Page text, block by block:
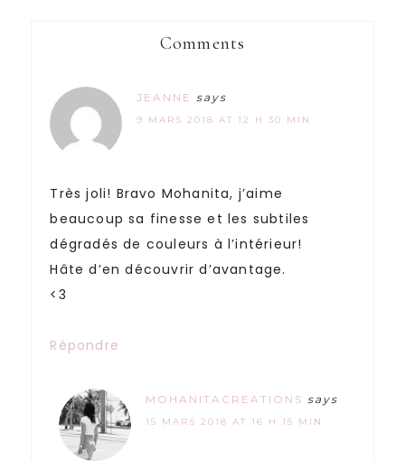
Comments
JEANNE says
9 MARS 2018 AT 12 H 30 MIN
Très joli! Bravo Mohanita, j’aime
beaucoup sa finesse et les subtiles
dégradés de couleurs à l’intérieur!
Hâte d’en découvrir d’avantage.
<3
Répondre
MOHANITACREATIONS says
15 MARS 2018 AT 16 H 15 MIN